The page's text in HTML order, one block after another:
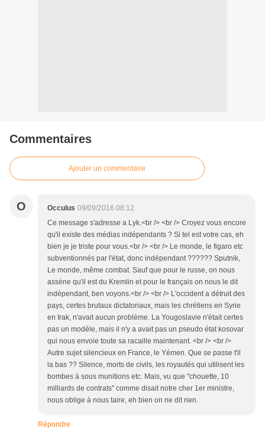
Commentaires
Ajouter un commentaire
O Occulus 09/09/2016 08:12
Ce message s'adresse a Lyk.<br /> <br /> Croyez vous encore
qu'il existe des médias indépendants ? Si tel est votre cas, eh
bien je je triste pour vous.<br /> <br /> Le monde, le figaro etc
subventionnés par l'état, donc indépendant ?????? Sputnik,
Le monde, même combat. Sauf que pour le russe, on nous
assène qu'il est du Kremlin et pour le français on nous le dit
indépendant, ben voyons.<br /> <br /> L'occident a détruit des
pays, certes brutaux dictatoriaux, mais les chrétiens en Syrie
en Irak, n'avait aucun problème. La Yougoslavie n'était certes
pas un modèle, mais il n'y a avait pas un pseudo état kosovar
qui nous envoie toute sa racaille maintenant. <br /> <br />
Autre sujet silencieux en France, le Yémen. Que se passe t'il
la bas ?? Silence, morts de civils, les royautés qui utilisent les
bombes à sous munitions etc. Mais, vu que "chouette, 10
milliards de contrats" comme disait notre cher 1er ministre,
nous oblige à nous taire, eh bien on ne dit rien.
Répondre